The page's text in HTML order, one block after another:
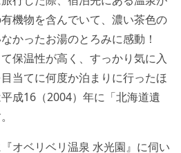
機物を含んでいて、濃い茶色の
かったお湯のとろみに感動！
保温性が高く、すっかり気に入
当てに何度か泊まりに行ったほ
成16（2004）年に「北海道遺
オベリベリ温泉 水光園』に伺い